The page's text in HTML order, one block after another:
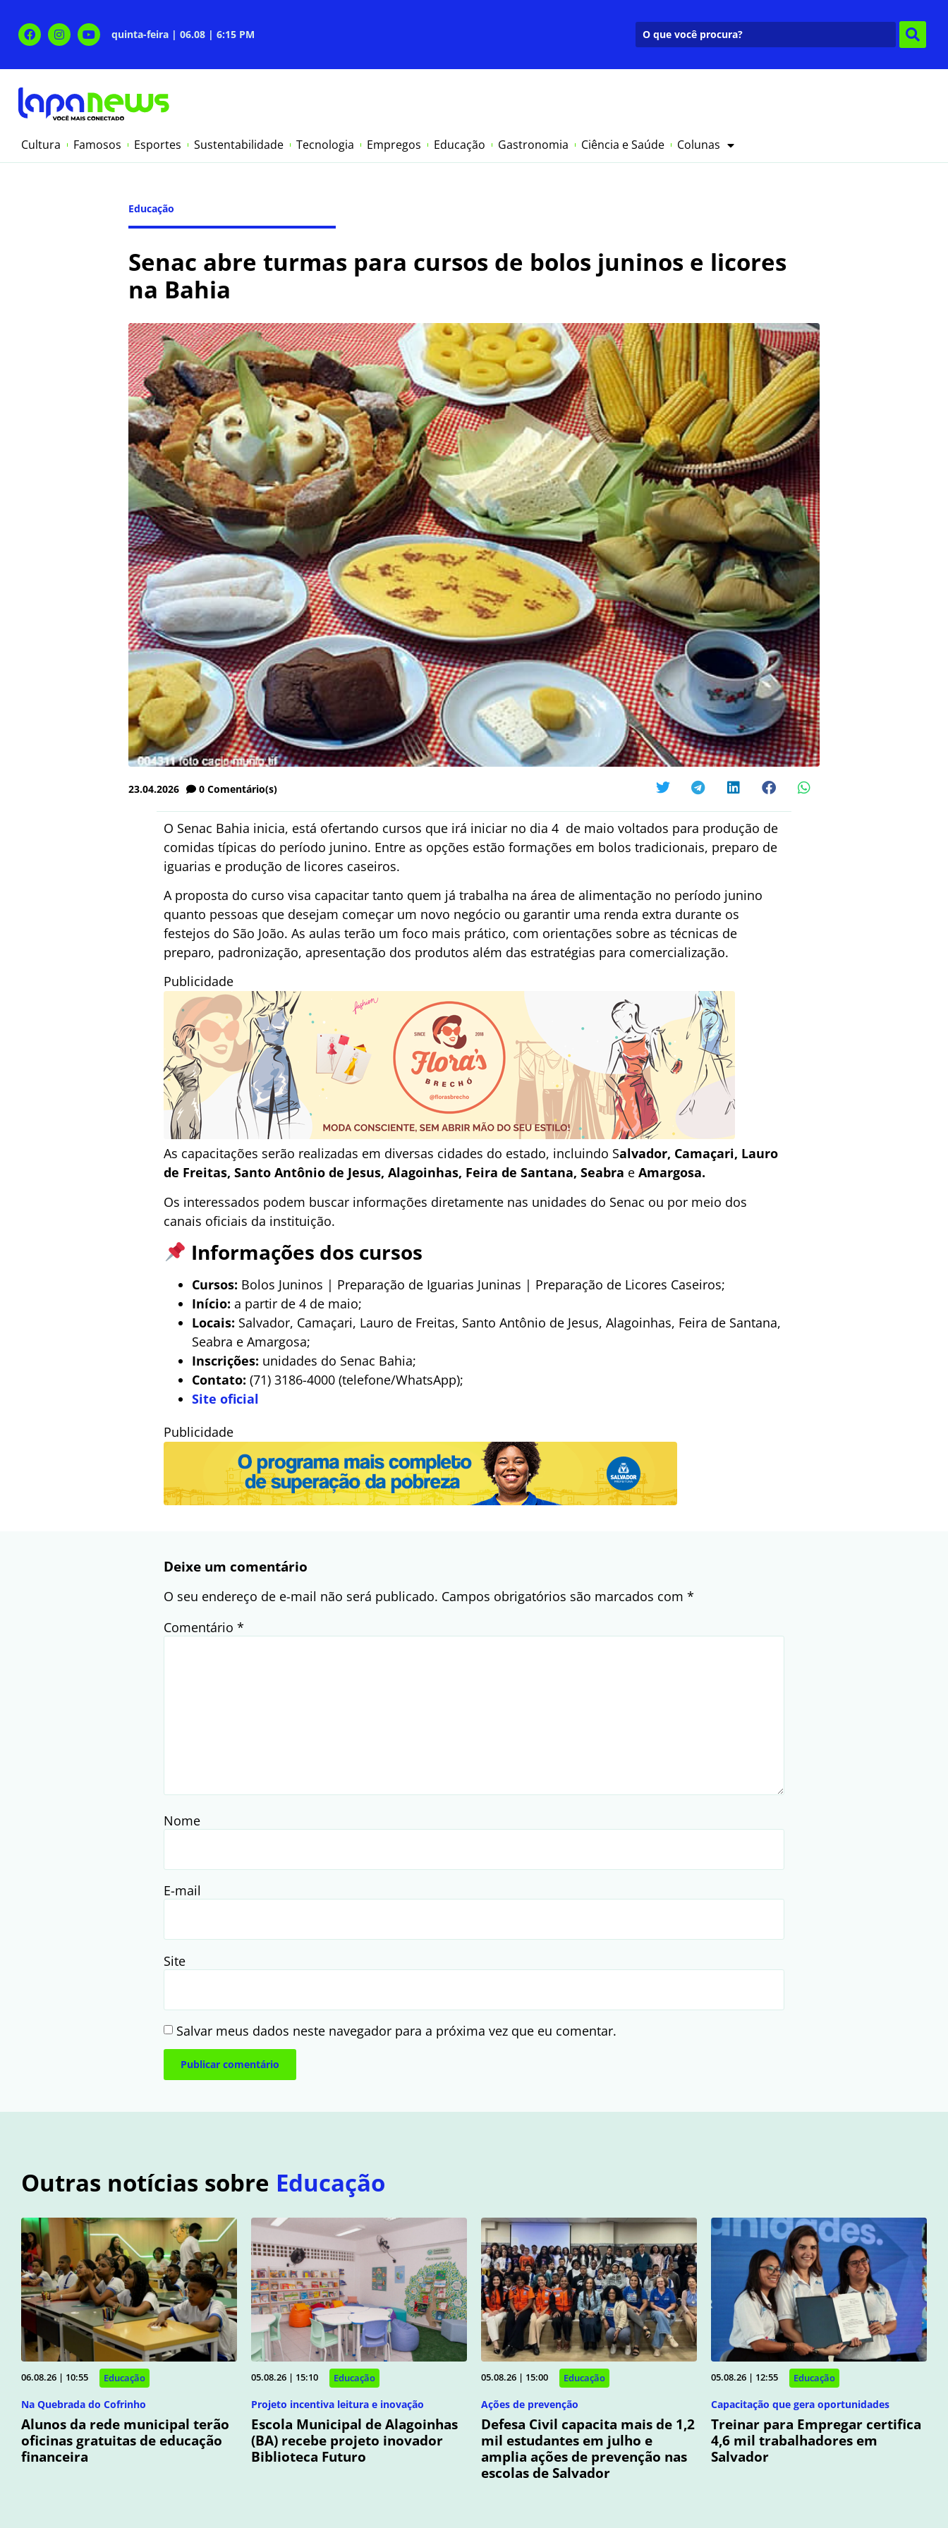
quinta-feira | 06.08 | 6:15 PM
Cultura Famosos Esportes Sustentabilidade Tecnologia Empregos Educação Gastronomia Ciência e Saúde Colunas
Educação
Senac abre turmas para cursos de bolos juninos e licores
na Bahia
23.04.2026 0 Comentário(s)
O Senac Bahia inicia, está ofertando cursos que irá iniciar no dia 4 de maio voltados para produção de
comidas típicas do período junino. Entre as opções estão formações em bolos tradicionais, preparo de
iguarias e produção de licores caseiros.
A proposta do curso visa capacitar tanto quem já trabalha na área de alimentação no período junino
quanto pessoas que desejam começar um novo negócio ou garantir uma renda extra durante os
festejos do São João. As aulas terão um foco mais prático, com orientações sobre as técnicas de
preparo, padronização, apresentação dos produtos além das estratégias para comercialização.
Publicidade
As capacitações serão realizadas em diversas cidades do estado, incluindo Salvador, Camaçari, Lauro
de Freitas, Santo Antônio de Jesus, Alagoinhas, Feira de Santana, Seabra e Amargosa.
Os interessados podem buscar informações diretamente nas unidades do Senac ou por meio dos
canais oficiais da instituição.
Informações dos cursos
Cursos: Bolos Juninos | Preparação de Iguarias Juninas | Preparação de Licores Caseiros;
Início: a partir de 4 de maio;
Locais: Salvador, Camaçari, Lauro de Freitas, Santo Antônio de Jesus, Alagoinhas, Feira de Santana,
Seabra e Amargosa;
Inscrições: unidades do Senac Bahia;
Contato: (71) 3186-4000 (telefone/WhatsApp);
Site oficial
Publicidade
Deixe um comentário
O seu endereço de e-mail não será publicado. Campos obrigatórios são marcados com *
Comentário *
Nome
E-mail
Site
Salvar meus dados neste navegador para a próxima vez que eu comentar.
Outras notícias sobre Educação
06.08.26 | 10:55 Educação
Na Quebrada do Cofrinho
Alunos da rede municipal terão
oficinas gratuitas de educação
financeira
05.08.26 | 15:10 Educação
Projeto incentiva leitura e inovação
Escola Municipal de Alagoinhas
(BA) recebe projeto inovador
Biblioteca Futuro
05.08.26 | 15:00 Educação
Ações de prevenção
Defesa Civil capacita mais de 1,2
mil estudantes em julho e
amplia ações de prevenção nas
escolas de Salvador
05.08.26 | 12:55 Educação
Capacitação que gera oportunidades
Treinar para Empregar certifica
4,6 mil trabalhadores em
Salvador